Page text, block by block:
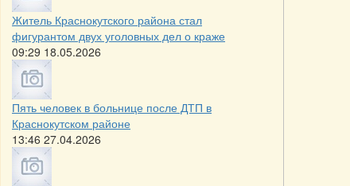
Житель Краснокутского района стал
фигурантом двух уголовных дел о краже
09:29 18.05.2026
Пять человек в больнице после ДТП в
Краснокутском районе
13:46 27.04.2026